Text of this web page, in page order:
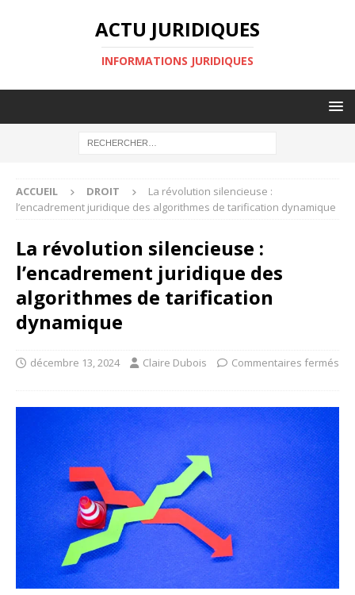
ACTU JURIDIQUES
INFORMATIONS JURIDIQUES
ACCUEIL DROIT
La révolution silencieuse :
l’encadrement juridique des algorithmes de tarification dynamique
La révolution silencieuse :
l’encadrement juridique des
algorithmes de tarification
dynamique
décembre 13, 2024 Claire Dubois Commentaires fermés